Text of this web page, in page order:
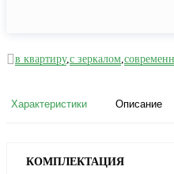
в квартиру, с зеркалом
Характеристики Описание
КОМПЛЕКТАЦИЯ